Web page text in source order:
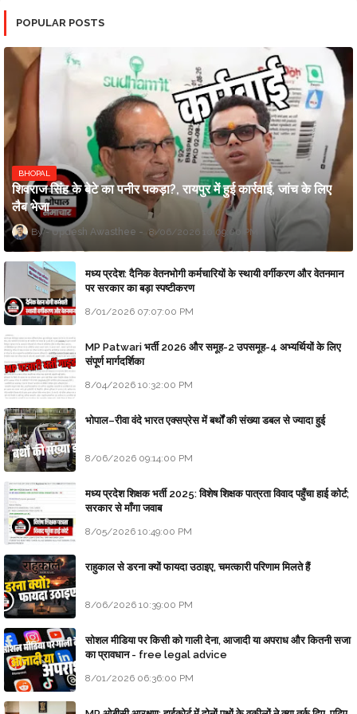
POPULAR POSTS
BHOPAL
शिवराज सिंह के बेटे का पनीर पकड़ा?, रायपुर में हुई कार्रवाई, जांच के लिए
लैब भेजा
Updesh Awasthee 8/06/2026 10:09:00 PM
मध्य प्रदेश: दैनिक वेतनभोगी कर्मचारियों के स्थायी वर्गीकरण और वेतनमान
पर सरकार का बड़ा स्पष्टीकरण
8/01/2026 07:07:00 PM
MP Patwari भर्ती 2026 और समूह-2 उपसमूह-4 अभ्यर्थियों के लिए
संपूर्ण मार्गदर्शिका
8/04/2026 10:32:00 PM
भोपाल–रीवा वंदे भारत एक्सप्रेस में बर्थों की संख्या डबल से ज्यादा हुई
8/06/2026 09:14:00 PM
मध्य प्रदेश शिक्षक भर्ती 2025: विशेष शिक्षक पात्रता विवाद पहुँचा हाई कोर्ट;
सरकार से माँगा जवाब
8/05/2026 10:49:00 PM
राहुकाल से डरना क्यों फायदा उठाइए, चमत्कारी परिणाम मिलते हैं
8/06/2026 10:39:00 PM
सोशल मीडिया पर किसी को गाली देना, आजादी या अपराध और कितनी सजा
का प्रावधान - free legal advice
8/01/2026 06:36:00 PM